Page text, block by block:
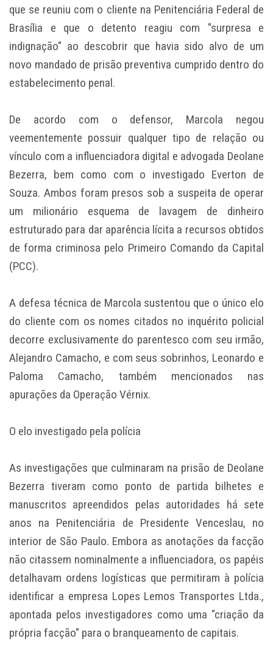
que se reuniu com o cliente na Penitenciária Federal de
Brasília e que o detento reagiu com "surpresa e
indignação" ao descobrir que havia sido alvo de um
novo mandado de prisão preventiva cumprido dentro do
estabelecimento penal.
De acordo com o defensor, Marcola negou
veementemente possuir qualquer tipo de relação ou
vínculo com a influenciadora digital e advogada Deolane
Bezerra, bem como com o investigado Everton de
Souza. Ambos foram presos sob a suspeita de operar
um milionário esquema de lavagem de dinheiro
estruturado para dar aparência lícita a recursos obtidos
de forma criminosa pelo Primeiro Comando da Capital
(PCC).
A defesa técnica de Marcola sustentou que o único elo
do cliente com os nomes citados no inquérito policial
decorre exclusivamente do parentesco com seu irmão,
Alejandro Camacho, e com seus sobrinhos, Leonardo e
Paloma Camacho, também mencionados nas
apurações da Operação Vérnix.
O elo investigado pela polícia
As investigações que culminaram na prisão de Deolane
Bezerra tiveram como ponto de partida bilhetes e
manuscritos apreendidos pelas autoridades há sete
anos na Penitenciária de Presidente Venceslau, no
interior de São Paulo. Embora as anotações da facção
não citassem nominalmente a influenciadora, os papéis
detalhavam ordens logísticas que permitiram à polícia
identificar a empresa Lopes Lemos Transportes Ltda.,
apontada pelos investigadores como uma "criação da
própria facção" para o branqueamento de capitais.